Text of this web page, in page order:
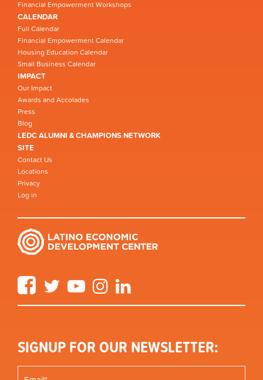
Financial Empowerment Workshops
CALENDAR
Full Calendar
Financial Empowerment Calendar
Housing Education Calendar
Small Business Calendar
IMPACT
Our Impact
Awards and Accolades
Press
Blog
LEDC ALUMNI & CHAMPIONS NETWORK
SITE
Contact Us
Locations
Privacy
Log in
FacebookTwitter YouTube Instagram
SIGNUP FOR OUR NEWSLETTER: